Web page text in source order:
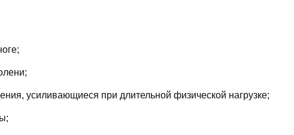
усиливающиеся при длительной физической нагрузке;